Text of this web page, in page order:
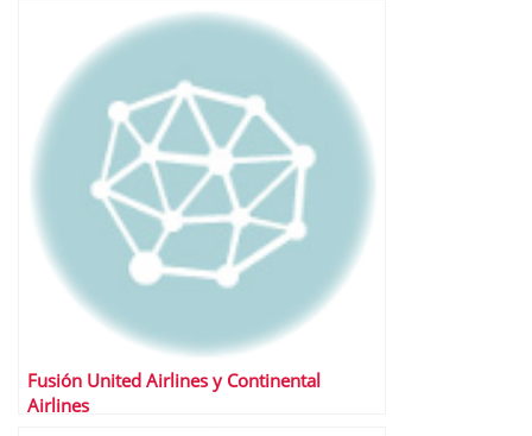
Fusión United Airlines y Continental
Airlines